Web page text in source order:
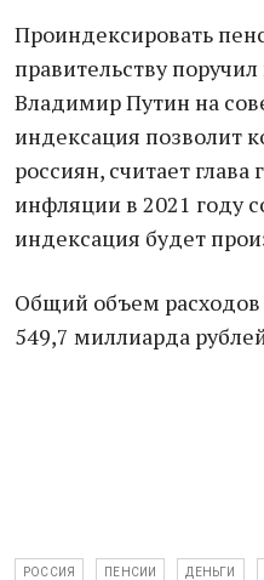
Проиндексировать
правительству
Владимир Путин на
индексация позволит
россиян, считает глава
инфляции в 2021 году
индексация будет
Общий объем расходов
549,7 миллиарда
РОССИЯ ПЕНСИИ ДЕНЬГИ